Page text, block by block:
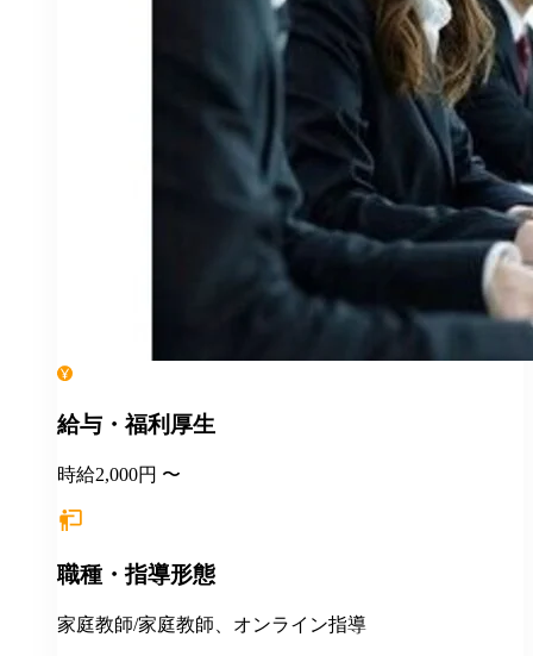
給与・福利厚生
時給2,000円 〜
職種・指導形態
家庭教師/家庭教師、オンライン指導